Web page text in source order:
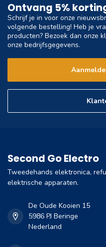
Ontvang 5%
Schrijf je in voor onze
volgende bestelling! Heb je
producten? Bezoek dan onze
onze bedrijfsgegevens.
Second Go Electro
Tweedehands elektronica,
elektrische apparaten.
De Oude Kooien 15
5986 PJ Beringe
Nederland